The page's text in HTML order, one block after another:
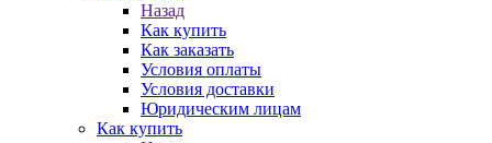
Назад
Как купить
Как заказать
Условия оплаты
Условия доставки
Юридическим лицам
Как купить